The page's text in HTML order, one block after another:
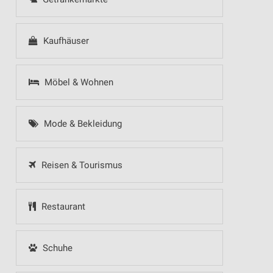
Kaufhäuser
Möbel & Wohnen
Mode & Bekleidung
Reisen & Tourismus
Restaurant
Schuhe